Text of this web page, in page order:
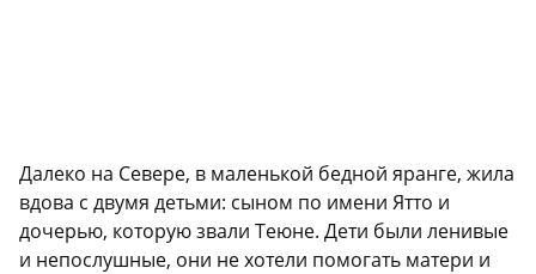
Далеко на Севере, в маленькой бедной яранге, жила
вдова с двумя детьми: сыном по имени Ятто и
дочерью, которую звали Теюне. Дети были ленивые
и непослушные, они не хотели помогать матери и